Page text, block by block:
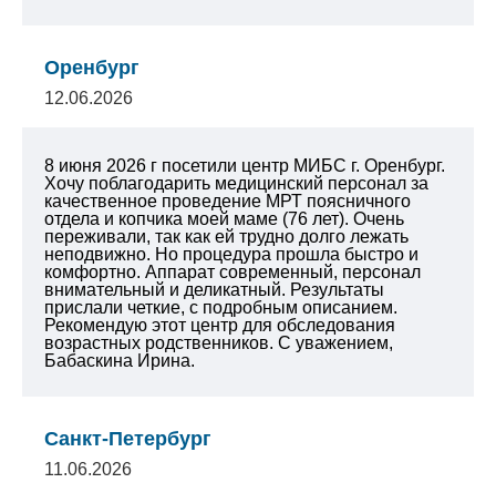
Оренбург
12.06.2026
8 июня 2026 г посетили центр МИБС г. Оренбург.
Хочу поблагодарить медицинский персонал за
качественное проведение МРТ поясничного
отдела и копчика моей маме (76 лет). Очень
переживали, так как ей трудно долго лежать
неподвижно. Но процедура прошла быстро и
комфортно. Аппарат современный, персонал
внимательный и деликатный. Результаты
прислали четкие, с подробным описанием.
Рекомендую этот центр для обследования
возрастных родственников. С уважением,
Бабаскина Ирина.
Санкт-Петербург
11.06.2026